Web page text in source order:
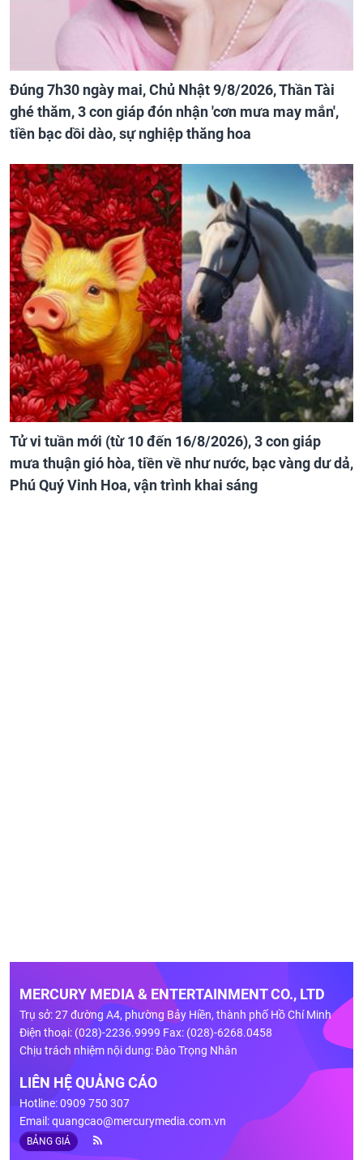
Đúng 7h30 ngày mai, Chủ Nhật 9/8/2026, Thần Tài
ghé thăm, 3 con giáp đón nhận 'cơn mưa may mắn',
tiền bạc dồi dào, sự nghiệp thăng hoa
Tử vi tuần mới (từ 10 đến 16/8/2026), 3 con giáp
mưa thuận gió hòa, tiền về như nước, bạc vàng dư dả,
Phú Quý Vinh Hoa, vận trình khai sáng
MERCURY MEDIA & ENTERTAINMENT CO., LTD
Trụ sở: 27 đường A4, phường Bảy Hiền, thành phố Hồ Chí Minh
Điện thoại: (028)-2236.9999 Fax: (028)-6268.0458
Chịu trách nhiệm nội dung: Đào Trọng Nhân
LIÊN HỆ QUẢNG CÁO
Hotline: 0909 750 307
Email:quangcao@mercurymedia.com.vn
BẢNG GIÁ